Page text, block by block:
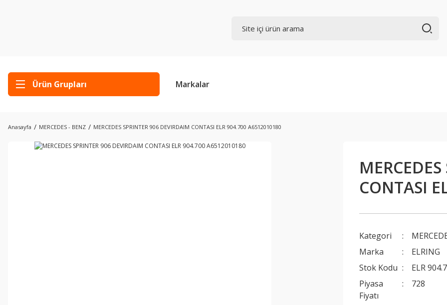
Ürün Grupları Markalar
Anasayfa MERCEDES - BENZ MERCEDES SPRINTER 906 DEVIRDAIM CONTASI ELR 904.700 A6512010180
CONTASI
Kategori
Marka
ELRING
Stok Kodu
ELR
Piyasa
Fiyatı
728